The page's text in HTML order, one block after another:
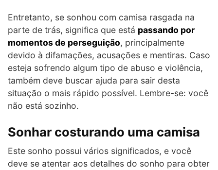
Entretanto, se sonhou com camisa rasgada na
parte de trás, significa que está passando por
momentos de perseguição, principalmente
devido à difamações, acusações e mentiras. Caso
esteja sofrendo algum tipo de abuso e violência,
também deve buscar ajuda para sair desta
situação o mais rápido possível. Lembre-se: você
não está sozinho.
Sonhar costurando uma camisa
Este sonho possui vários significados, e você
deve se atentar aos detalhes do sonho para obter